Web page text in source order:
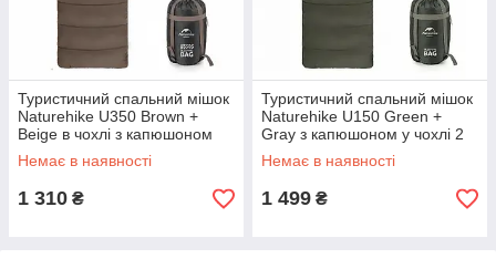
Туристичний спальний мішок
Naturehike U350 Brown +
Beige в чохлі з капюшоном
шт.
Немає в наявності
1 310 ₴
Туристичний спальний мішок
Naturehike U150 Green +
Gray з капюшоном у чохлі 2
шт.
Немає в наявності
1 499 ₴